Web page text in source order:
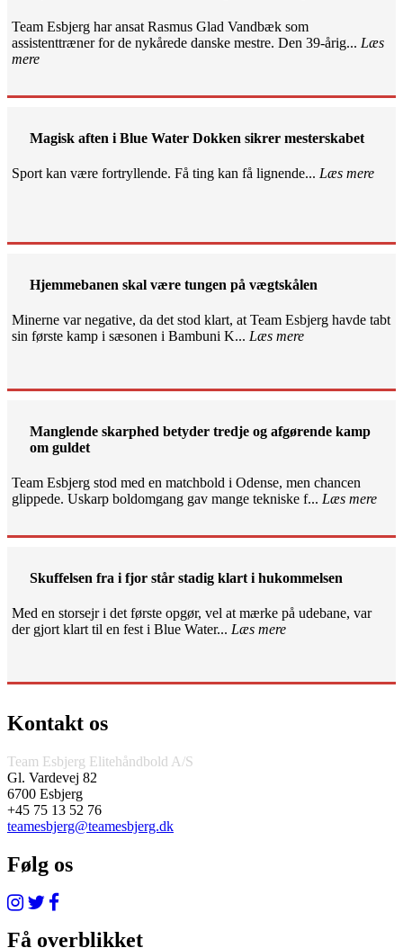
Team Esbjerg har ansat Rasmus Glad Vandbæk som
assistenttræner for de nykårede danske mestre. Den 39-årig... Læs
mere
Magisk aften i Blue Water Dokken sikrer mesterskabet
Sport kan være fortryllende. Få ting kan få lignende... Læs mere
Hjemmebanen skal være tungen på vægtskålen
Minerne var negative, da det stod klart, at Team Esbjerg havde tabt
sin første kamp i sæsonen i Bambuni K... Læs mere
Manglende skarphed betyder tredje og afgørende kamp
om guldet
Team Esbjerg stod med en matchbold i Odense, men chancen
glippede. Uskarp boldomgang gav mange tekniske f... Læs mere
Skuffelsen fra i fjor står stadig klart i hukommelsen
Med en storsejr i det første opgør, vel at mærke på udebane, var
der gjort klart til en fest i Blue Water... Læs mere
Kontakt os
Team Esbjerg Elitehåndbold A/S
Gl. Vardevej 82
6700 Esbjerg
+45 75 13 52 76
teamesbjerg@teamesbjerg.dk
Følg os
Få overblikket